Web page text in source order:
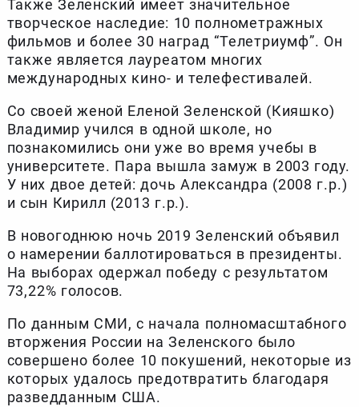
Также Зеленский имеет значительное
творческое наследие: 10 полнометражных
фильмов и более 30 наград “Телетриумф”. Он
также является лауреатом многих
международных кино- и телефестивалей.
Со своей женой Еленой Зеленской (Кияшко)
Владимир учился в одной школе, но
познакомились они уже во время учебы в
университете. Пара вышла замуж в 2003 году.
У них двое детей: дочь Александра (2008 г.р.)
и сын Кирилл (2013 г.р.).
В новогоднюю ночь 2019 Зеленский объявил
о намерении баллотироваться в президенты.
На выборах одержал победу с результатом
73,22% голосов.
По данным СМИ, с начала полномасштабного
вторжения России на Зеленского было
совершено более 10 покушений, некоторые из
которых удалось предотвратить благодаря
разведданным США.